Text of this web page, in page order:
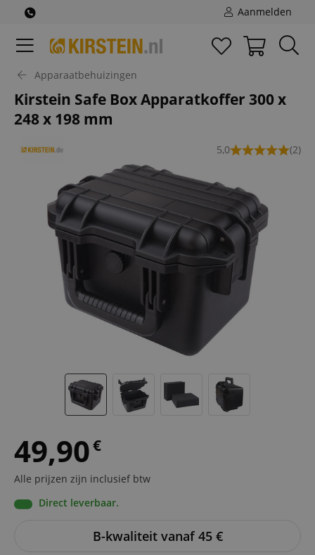
Aanmelden
Apparaatbehuizingen
Kirstein Safe Box Apparatkoffer 300 x
248 x 198 mm
5,0 (2)
49,90€
Alle prijzen zijn inclusief btw
Direct leverbaar.
B-kwaliteit vanaf 45 €